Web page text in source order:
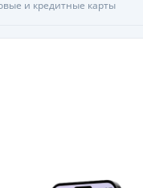
и кредитные карты